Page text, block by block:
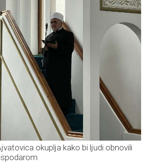
okuplja kako bi ljudi obnovili